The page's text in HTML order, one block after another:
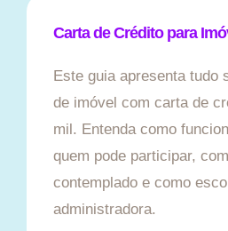
Carta de Crédito para
Este guia apresenta tudo
de imóvel com carta de
mil. Entenda como
quem pode participar,
contemplado e como
administradora.